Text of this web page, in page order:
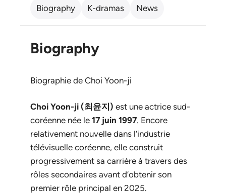
Biography K-dramas News
Biography
Biographie de Choi Yoon-ji
Choi Yoon-ji (최윤지) est une actrice sud-
coréenne née le 17 juin 1997. Encore
relativement nouvelle dans l’industrie
télévisuelle coréenne, elle construit
progressivement sa carrière à travers des
rôles secondaires avant d’obtenir son
premier rôle principal en 2025.